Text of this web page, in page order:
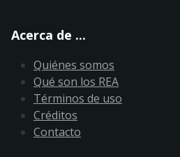
Acerca de ...
Quiénes somos
Qué son los REA
Términos de uso
Créditos
Contacto